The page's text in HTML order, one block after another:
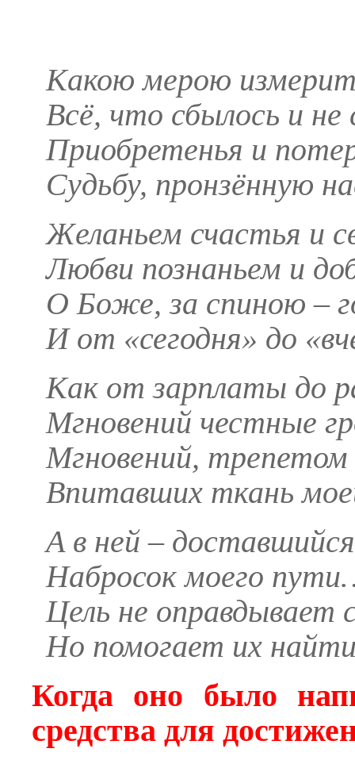
Какою мерою
Всё, что сбылось и не
Приобретенья и
Судьбу, пронзённую
Желаньем счастья и
Любви познаньем и
О Боже, за спиною –
И от «сегодня» до
Как от зарплаты до
Мгновений честные
Мгновений,
Впитавших ткань
А в ней –
Набросок моего
Цель не оправдывает
Но помогает их
Когда оно было
средства для